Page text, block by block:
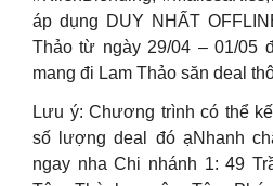
áp dụng DUY NHẤT
Thảo từ ngày 29/04 – 01/05
mang đi Lam Thảo săn deal
Lưu ý: Chương trình có thể
số lượng deal đó ạNhanh
ngay nha Chi nhánh 1: 49